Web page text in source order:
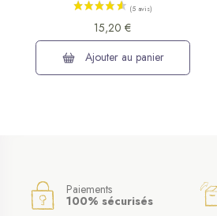
15,20 €
Ajouter au panier
Paiements
100% sécurisés